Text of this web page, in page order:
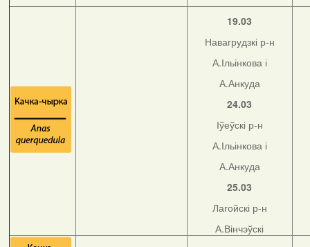
19.03
Навагрудзкі р-н
А.Ільінкова і
А.Анкуда
24.03
Іўеўскі р-н
А.Ільінкова і
А.Анкуда
25.03
Лагойскі р-н
А.Вінчэўскі